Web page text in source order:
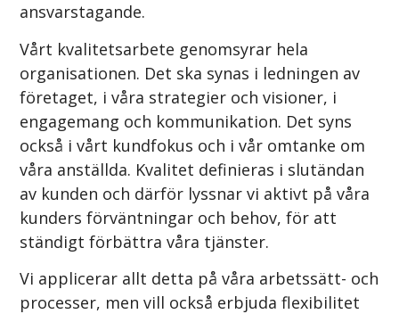
ansvarstagande.
Vårt kvalitetsarbete genomsyrar hela
organisationen. Det ska synas i ledningen av
företaget, i våra strategier och visioner, i
engagemang och kommunikation. Det syns
också i vårt kundfokus och i vår omtanke om
våra anställda. Kvalitet definieras i slutändan
av kunden och därför lyssnar vi aktivt på våra
kunders förväntningar och behov, för att
ständigt förbättra våra tjänster.
Vi applicerar allt detta på våra arbetssätt- och
processer, men vill också erbjuda flexibilitet